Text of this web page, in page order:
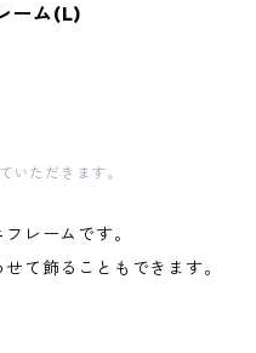
ーム(L)
いただきます。
レームです。
て飾ることもできます。